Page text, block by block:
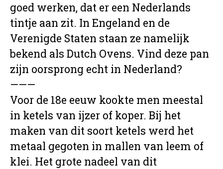
goed werken, dat er een Nederlands
tintje aan zit. In Engeland en de
Verenigde Staten staan ze namelijk
bekend als Dutch Ovens. Vind deze pan
zijn oorsprong echt in Nederland?
———
Voor de 18e eeuw kookte men meestal
in ketels van ijzer of koper. Bij het
maken van dit soort ketels werd het
metaal gegoten in mallen van leem of
klei. Het grote nadeel van dit